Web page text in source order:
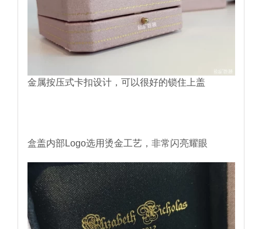
金属按压式卡扣设计，可以很好的锁住上盖
盒盖内部Logo选用烫金工艺，非常闪亮耀眼